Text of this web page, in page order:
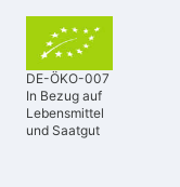
DE-ÖKO-007
In Bezug auf
Lebensmittel
und Saatgut